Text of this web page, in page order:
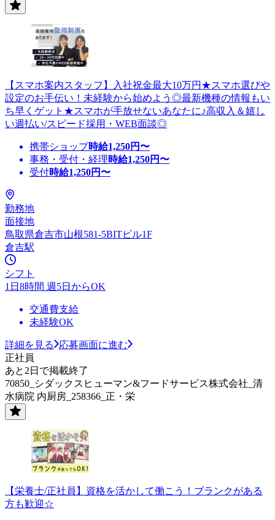
【スマホ案内スタッフ】入社祝金最大10万円★スマホ選びや
設定のお手伝い！未経験から始めよう◎最新機種の情報もい
ち早くゲット★スマホが手放せないあなたに♪高収入＆嬉し
い週払い/スピード採用・WEB面談◎
携帯ショップ時給1,250円〜
事務・受付・経理時給1,250円〜
受付時給1,250円〜
勤務地
面接地
鳥取県倉吉市山根581-5BITビル1F
倉吉駅
シフト
1日8時間 週5日からOK
交通費支給
未経験OK
詳細を見る
応募画面に進む
正社員
あと2日で掲載終了
70850_シダックスヒューマン&フードサービス株式会社_清
水病院 内厨房_258366_正・栄
【栄養士/正社員】資格を活かして働こう！ブランクがある
方も歓迎☆